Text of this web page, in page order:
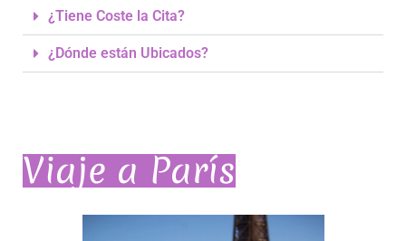
¿Tiene Coste la Cita?
¿Dónde están Ubicados?
Viaje a París